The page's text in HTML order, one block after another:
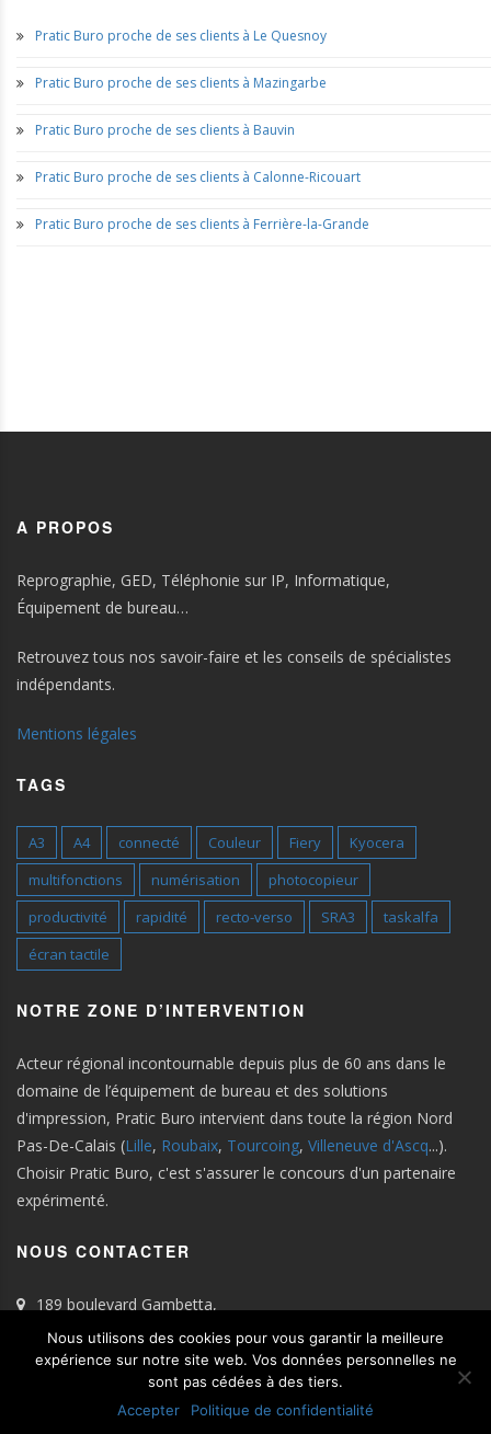
Pratic Buro proche de ses clients à Le Quesnoy
Pratic Buro proche de ses clients à Mazingarbe
Pratic Buro proche de ses clients à Bauvin
Pratic Buro proche de ses clients à Calonne-Ricouart
Pratic Buro proche de ses clients à Ferrière-la-Grande
A PROPOS
Reprographie, GED, Téléphonie sur IP, Informatique,
Équipement de bureau…
Retrouvez tous nos savoir-faire et les conseils de spécialistes
indépendants.
Mentions légales
TAGS
A3 A4 connecté Couleur Fiery
Kyocera
multifonctions
numérisation
photocopieur
productivité
rapidité recto-verso SRA3
taskalfa
écran tactile
NOTRE ZONE D’INTERVENTION
Acteur régional incontournable depuis plus de 60 ans dans le
domaine de l’équipement de bureau et des solutions
d'impression, Pratic Buro intervient dans toute la région Nord
Pas-De-Calais (Lille, Roubaix, Tourcoing, Villeneuve d'Ascq...).
Choisir Pratic Buro, c'est s'assurer le concours d'un partenaire
expérimenté.
NOUS CONTACTER
189 boulevard Gambetta,
59100 Roubaix
Tel : 03.28.33.91.11
contact@praticburo.fr
Nous utilisons des cookies pour vous garantir la meilleure
expérience sur notre site web. Vos données personnelles ne
sont pas cédées à des tiers.
Accepter
Politique de confidentialité